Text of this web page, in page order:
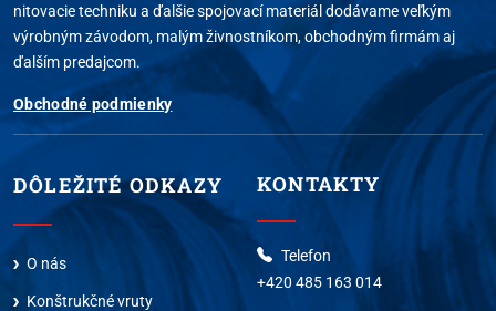
nitovacie techniku a ďalšie spojovací materiál dodávame veľkým
výrobným závodom, malým živnostníkom, obchodným firmám aj
ďalším predajcom.
Obchodné podmienky
DÔLEŽITÉ ODKAZY
O nás
Konštrukčné vruty
KONTAKTY
Telefon
+420 485 163 014